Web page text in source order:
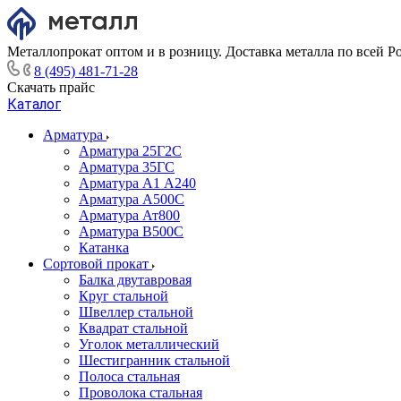
Металлопрокат оптом и в розницу. Доставка металла по всей
8 (495) 481-71-28
Скачать прайс
Каталог
Арматура
Арматура 25Г2С
Арматура 35ГС
Арматура А1 А240
Арматура А500С
Арматура Ат800
Арматура В500С
Катанка
Сортовой прокат
Балка двутавровая
Круг стальной
Швеллер стальной
Квадрат стальной
Уголок металлический
Шестигранник стальной
Полоса стальная
Проволока стальная